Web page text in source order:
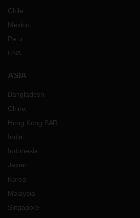
Chile
Mexico
Peru
USA
ASIA
Bangladesh
China
Hong Kong SAR
India
Indonesia
Japan
Korea
Malaysia
Singapore